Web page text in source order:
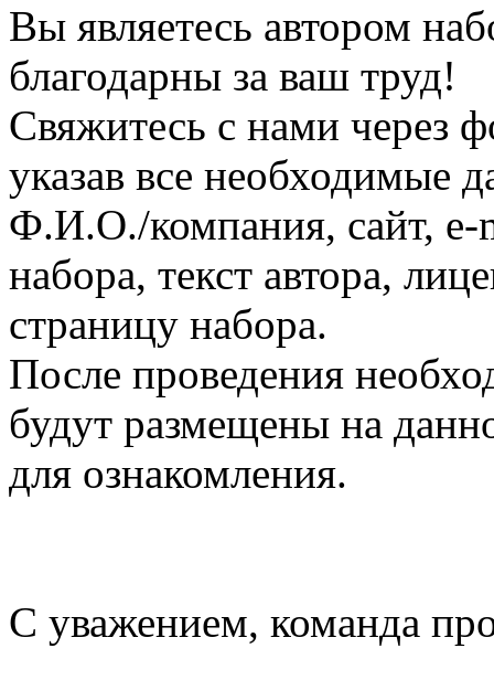
Вы являетесь автором
благодарны за ваш труд!
Свяжитесь с нами через
указав все необходимые
Ф.И.О./компания, сайт, e-
набора, текст автора,
страницу набора.
После проведения
будут размещены на
для ознакомления.
С уважением, команда